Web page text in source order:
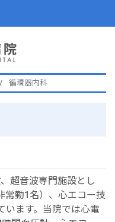
循環器内科
超音波専門施設とし
常勤1名）、心エコー技
います。当院では心電